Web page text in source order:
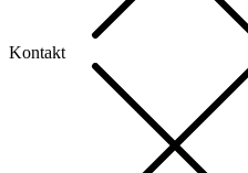
Kontakt